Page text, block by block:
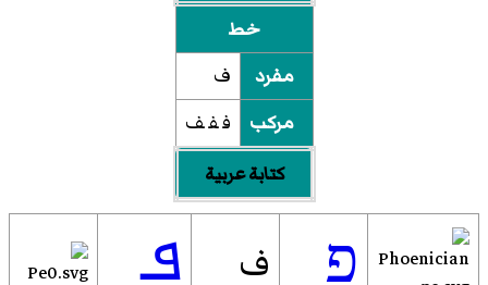
خط
مفرد
ف
مركب
ف‍ ‍ف‍ ‍ف
كتابة عربية
פ ف ܦ